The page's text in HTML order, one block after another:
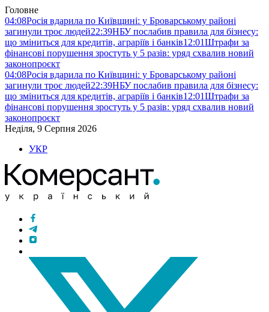
Головне
04:08Росія вдарила по Київщині: у Броварському районі
загинули троє людей22:39НБУ послабив правила для бізнесу:
що зміниться для кредитів, аграріїв і банків12:01Штрафи за
фінансові порушення зростуть у 5 разів: уряд схвалив новий
законопроєкт
04:08Росія вдарила по Київщині: у Броварському районі
загинули троє людей22:39НБУ послабив правила для бізнесу:
що зміниться для кредитів, аграріїв і банків12:01Штрафи за
фінансові порушення зростуть у 5 разів: уряд схвалив новий
законопроєкт
Неділя, 9 Серпня 2026
УКР